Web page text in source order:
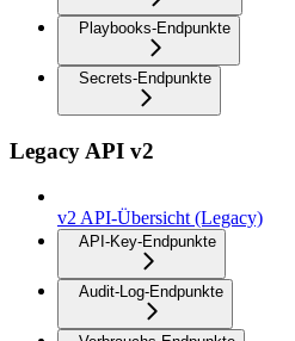
Playbooks-Endpunkte
Secrets-Endpunkte
Legacy API v2
v2 API-Übersicht (Legacy)
API-Key-Endpunkte
Audit-Log-Endpunkte